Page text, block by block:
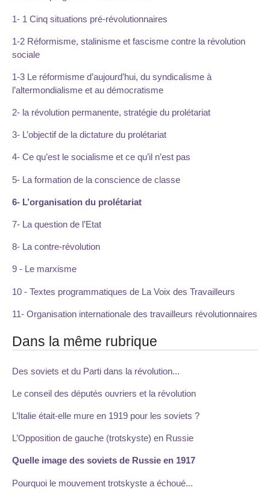
1- 1 Cinq situations pré-révolutionnaires
1-2 Réformisme, stalinisme et fascisme contre la révolution
sociale
1-3 Le réformisme d’aujourd’hui, du syndicalisme à
l’altermondialisme et au démocratisme
2- la révolution permanente, stratégie du prolétariat
3- L’objectif de la dictature du prolétariat
4- Ce qu’est le socialisme et ce qu’il n’est pas
5- La formation de la conscience de classe
6- L’organisation du prolétariat
7- La question de l’Etat
8- La contre-révolution
9 - Le marxisme
10 - Textes programmatiques de La Voix des Travailleurs
11- Organisation internationale des travailleurs révolutionnaires
Dans la même rubrique
Des soviets et du Parti dans la révolution...
Le conseil des députés ouvriers et la révolution
L’Italie était-elle mure en 1919 pour les soviets ?
L’Opposition de gauche (trotskyste) en Russie
Quelle image des soviets de Russie en 1917
Pourquoi le mouvement trotskyste a échoué...